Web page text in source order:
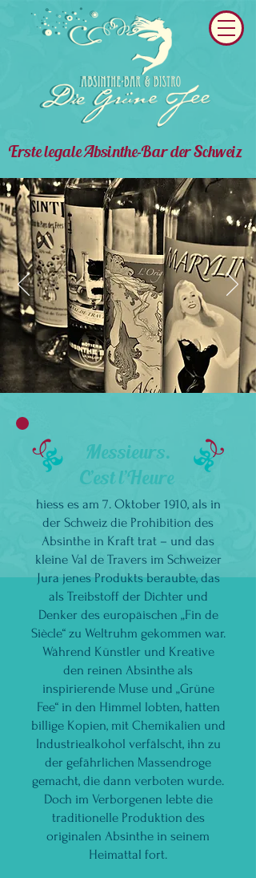
Erste legale Absinthe-Bar der Schweiz
Messieurs.
C’est l’Heure
hiess es am 7. Oktober 1910, als in
der Schweiz die Prohibition des
Absinthe in Kraft trat – und das
kleine Val de Travers im Schweizer
Jura jenes Produkts beraubte, das
als Treibstoff der Dichter und
Denker des europäischen „Fin de
Siècle“ zu Weltruhm gekommen war.
Während Künstler und Kreative
den reinen Absinthe als
inspirierende Muse und „Grüne
Fee“ in den Himmel lobten, hatten
billige Kopien, mit Chemikalien und
Industriealkohol verfälscht, ihn zu
der gefährlichen Massendroge
gemacht, die dann verboten wurde.
Doch im Verborgenen lebte die
traditionelle Produktion des
originalen Absinthe in seinem
Heimattal fort.